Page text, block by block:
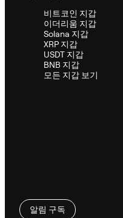
비트코인 지갑
이더리움 지갑
Solana 지갑
XRP 지갑
USDT 지갑
BNB 지갑
모든 지갑 보기
알림 구독